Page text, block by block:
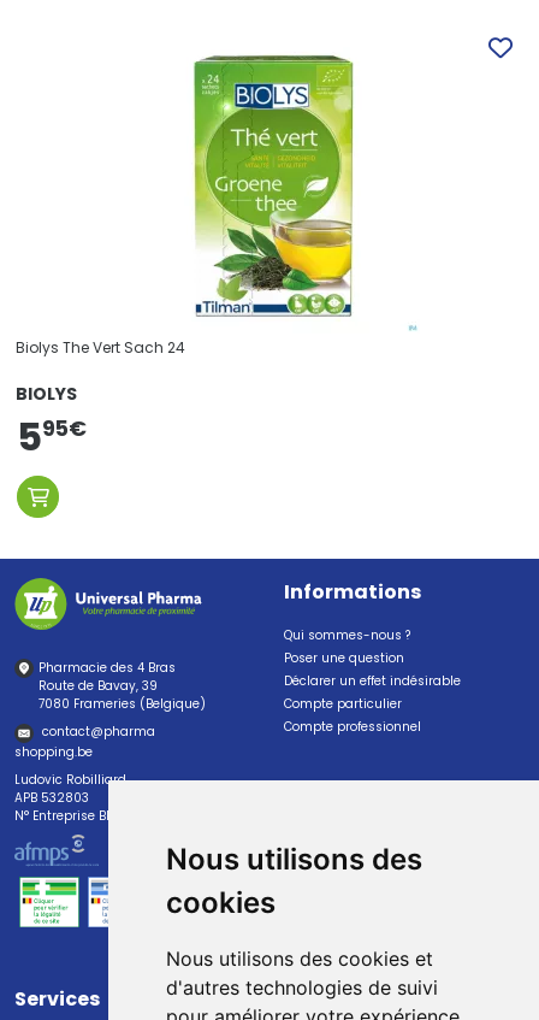
Nous utilisons des
cookies
Nous utilisons des cookies et
d'autres technologies de suivi
Biolys The Vert Sach 24
BIOLYS
595€
Pharmacie des 4 Bras
Route de Bavay, 39
7080 Frameries (Belgique)
contact@pharma
shopping.be
Ludovic Robilliard
APB 532803
N° Entreprise BE0447.382.113
Informations
Qui sommes-nous ?
Poser une question
Déclarer un effet indésirable
Compte particulier
Compte professionnel
Services Paiement